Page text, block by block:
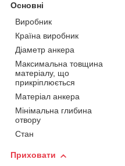
Основні
Виробник
Країна виробник
Діаметр анкера
Максимальна товщина
матеріалу, що
прикріплюється
Матеріал анкера
Мінімальна глибина
отвору
Стан
Приховати